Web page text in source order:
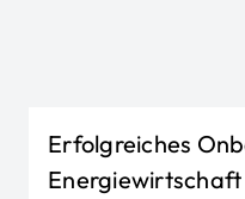
Erfolgreiches
Energiewirtschaft